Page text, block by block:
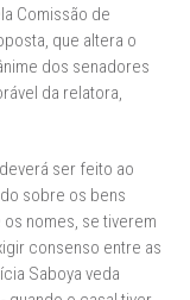
Comissão de
que altera o
dos senadores
da relatora,
ser feito ao
sobre os bens
nomes, se tiverem
consenso entre as
Saboya veda